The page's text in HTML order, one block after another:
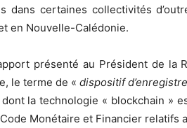
dans certaines collectivités
en Nouvelle-Calédonie.
présenté au Président de la
le terme de « dispositif
la technologie « blockchain »
Monétaire et Financier relatifs